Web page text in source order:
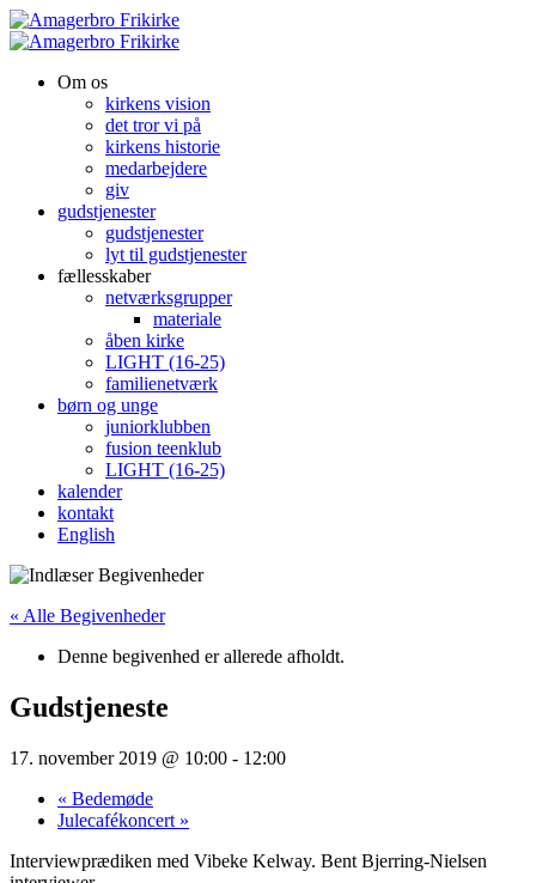
Om os
kirkens vision
det tror vi på
kirkens historie
medarbejdere
giv
gudstjenester
gudstjenester
lyt til gudstjenester
fællesskaber
netværksgrupper
materiale
åben kirke
LIGHT (16-25)
familienetværk
børn og unge
juniorklubben
fusion teenklub
LIGHT (16-25)
kalender
kontakt
English
« Alle Begivenheder
Denne begivenhed er allerede afholdt.
Gudstjeneste
17. november 2019 @ 10:00 - 12:00
« Bedemøde
Julecafékoncert »
Interviewprædiken med Vibeke Kelway. Bent Bjerring-Nielsen